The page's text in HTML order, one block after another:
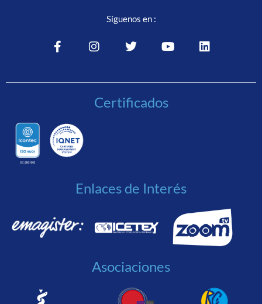
Síguenos en :
Certificados
Enlaces de Interés
Asociaciones